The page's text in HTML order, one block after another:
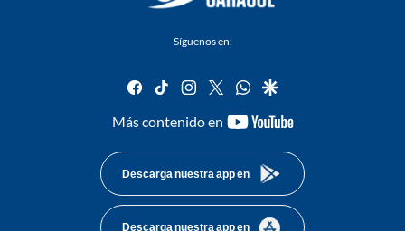
Síguenos en:
facebook
tiktok instagram
twitterwhatsapp
google
Más contenido en
youtube-
Descarga nuestra app en
Descarga nuestra app en